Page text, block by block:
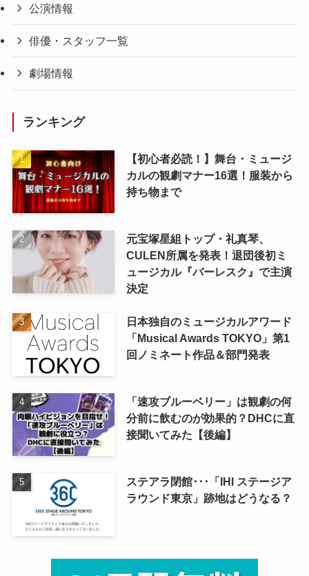
公演情報
俳優・スタッフ一覧
劇場情報
ランキング
【初心者必読！】舞台・ミュージ
カルの観劇マナー16選！服装から
持ち物まで
元宝塚星組トップ・礼真琴、
CULEN所属を発表！退団後初ミ
ュージカル『バーレスク』で主演
決定
日本独自のミュージカルアワード
「Musical Awards TOKYO」第1
回ノミネート作品＆部門発表
「速攻ブルーベリー」は観劇の何
分前に飲むのが効果的？DHCに直
接聞いてみた【後編】
ステアラ閉館･･･「IHI ステージア
ラウンド東京」跡地はどうなる？